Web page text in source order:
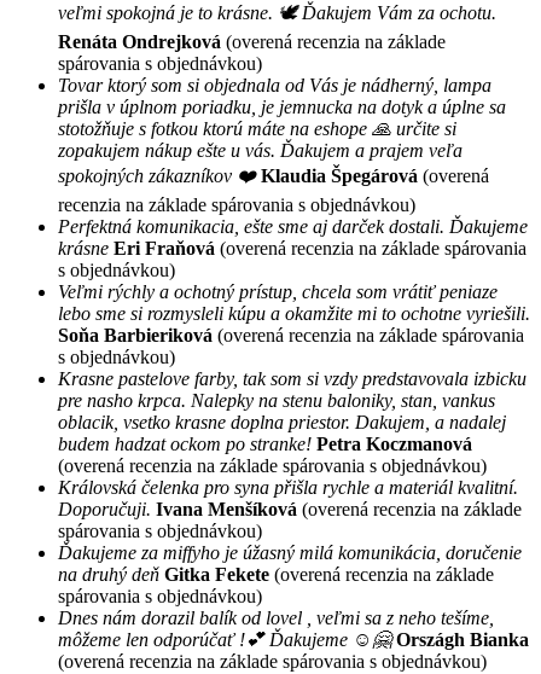
veľmi spokojná je to krásne. 🕊 Ďakujem Vám za ochotu.
Renáta Ondrejková (overená recenzia na základe
spárovania s objednávkou)
Tovar ktorý som si objednala od Vás je nádherný, lampa
prišla v úplnom poriadku, je jemnucka na dotyk a úplne sa
stotožňuje s fotkou ktorú máte na eshope 🙏 určite si
zopakujem nákup ešte u vás. Ďakujem a prajem veľa
spokojných zákazníkov ❤️ Klaudia Špegárová (overená
recenzia na základe spárovania s objednávkou)
Perfektná komunikacia, ešte sme aj darček dostali. Ďakujeme
krásne Eri Fraňová (overená recenzia na základe spárovania
s objednávkou)
Veľmi rýchly a ochotný prístup, chcela som vrátiť peniaze
lebo sme si rozmysleli kúpu a okamžite mi to ochotne vyriešili.
Soňa Barbieriková (overená recenzia na základe spárovania
s objednávkou)
Krasne pastelove farby, tak som si vzdy predstavovala izbicku
pre nasho krpca. Nalepky na stenu baloniky, stan, vankus
oblacik, vsetko krasne doplna priestor. Dakujem, a nadalej
budem hadzat ockom po stranke! Petra Koczmanová
(overená recenzia na základe spárovania s objednávkou)
Královská čelenka pro syna přišla rychle a materiál kvalitní.
Doporučuji. Ivana Menšíková (overená recenzia na základe
spárovania s objednávkou)
Ďakujeme za miffyho je úžasný milá komunikácia, doručenie
na druhý deň Gitka Fekete (overená recenzia na základe
spárovania s objednávkou)
Dnes nám dorazil balík od lovel , veľmi sa z neho tešíme,
môžeme len odporúčať !💕 Ďakujeme ☺️🤗 Országh Bianka
(overená recenzia na základe spárovania s objednávkou)